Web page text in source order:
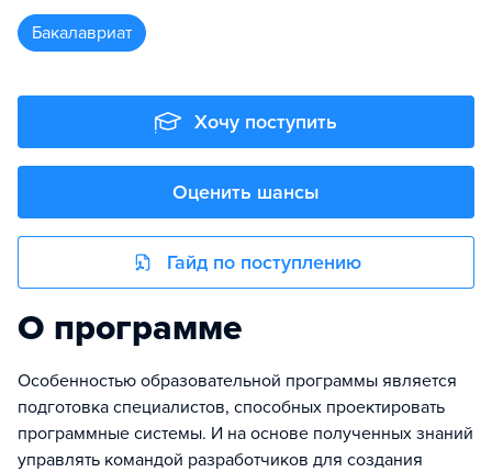
бакалавриат
Хочу поступить
Оценить шансы
Гайд по поступлению
О программе
Особенностью образовательной программы является
подготовка специалистов, способных проектировать
программные системы. И на основе полученных знаний
управлять командой разработчиков для создания